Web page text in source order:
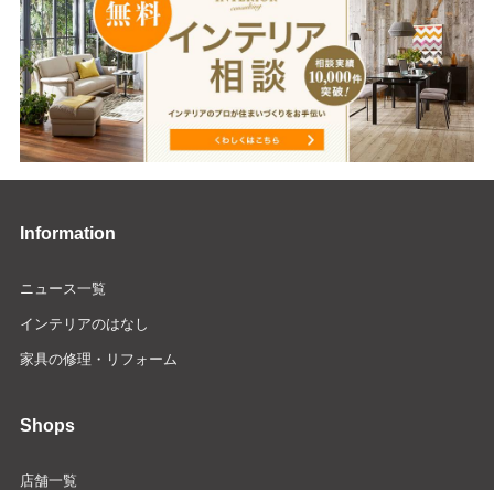
Information
ニュース一覧
インテリアのはなし
家具の修理・リフォーム
Shops
店舗一覧